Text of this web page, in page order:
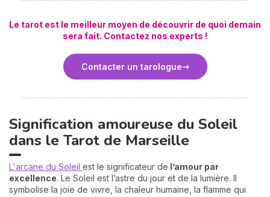
Le tarot est le meilleur moyen de découvrir de quoi demain
sera fait. Contactez nos experts !
Contacter un tarologue
Signification amoureuse du Soleil
dans le Tarot de Marseille
L'arcane du Soleil est le significateur de l’amour par
excellence. Le Soleil est l’astre du jour et de la lumière. Il
symbolise la joie de vivre, la chaleur humaine, la flamme qui